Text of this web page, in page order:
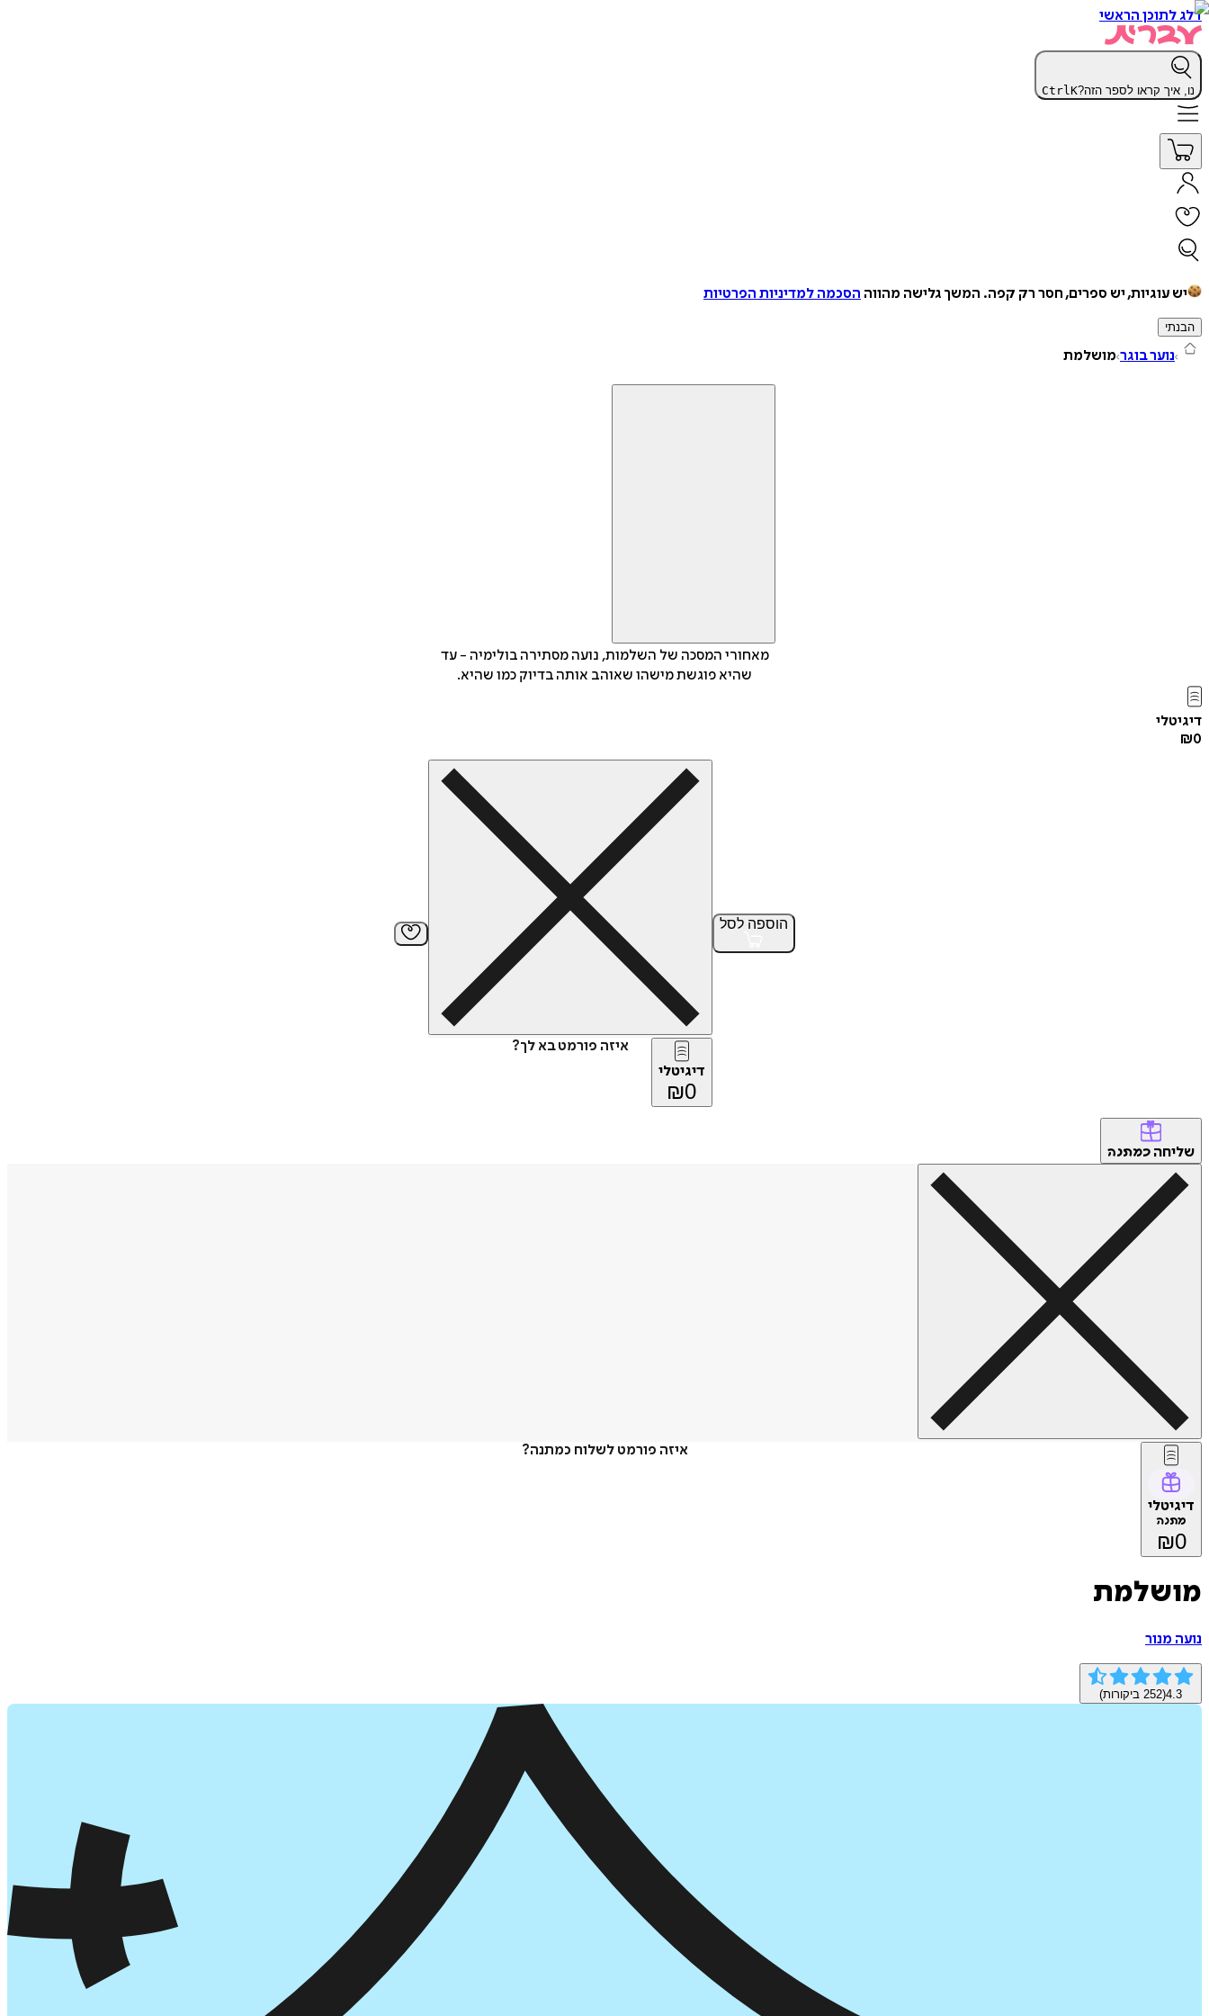
דלג לתוכן הראשי
נו, איך קראו לספר הזה? CtrlK
יש עוגיות, יש ספרים, חסר רק קפה. המשך גלישה מהווה הסכמה למדיניות הפרטיות
הבנתי
נוער בוגר מושלמת
מאחורי המסכה של השלמות, נועה מסתירה בולימיה - עד
שהיא פוגשת מישהו שאוהב אותה בדיוק כמו שהיא.
דיגיטלי
₪0
הוספה לסל
איזה פורמט בא לך?
דיגיטלי
₪0
שליחה כמתנה
איזה פורמט לשלוח כמתנה?
דיגיטלי
מתנה
₪0
מושלמת
נועה מנור
4.3
(
252 ביקורות)